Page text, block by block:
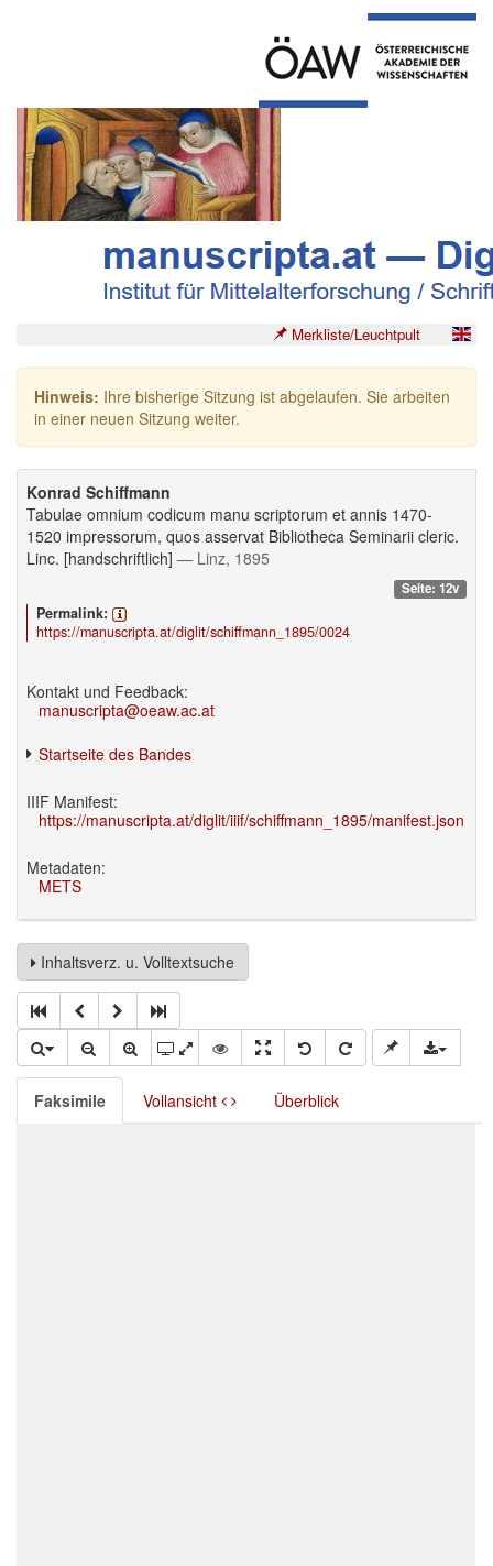
Merkliste/Leuchtpult
Hinweis: Ihre bisherige Sitzung ist abgelaufen. Sie arbeiten
in einer neuen Sitzung weiter.
Konrad Schiffmann
Tabulae omnium codicum manu scriptorum et annis 1470-
1520 impressorum, quos asservat Bibliotheca Seminarii cleric.
Linc. [handschriftlich] — Linz, 1895
Seite: 12v
Permalink:
https://manuscripta.at/diglit/schiffmann_1895/0024
Kontakt und Feedback:
manuscripta@oeaw.ac.at
Startseite des Bandes
IIIF Manifest:
https://manuscripta.at/diglit/iiif/schiffmann_1895/manifest.json
Metadaten:
METS
Inhaltsverz. u. Volltextsuche
Faksimile Vollansicht Überblick